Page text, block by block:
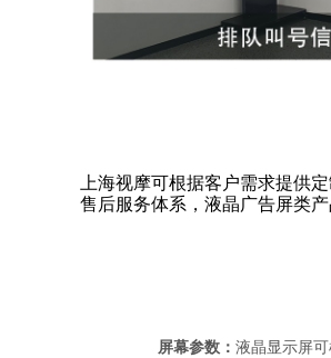
上海视摩可根据客户需求提供
售后服务体系，液晶广告屏类
屏幕参数： 液晶显示屏